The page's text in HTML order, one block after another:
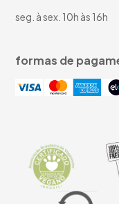
seg. à sex. 10h às 16h
formas de